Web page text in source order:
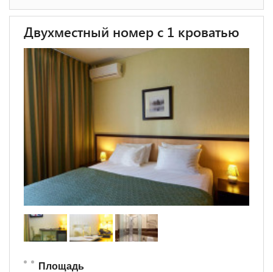
Двухместный номер с 1 кроватью
Площадь